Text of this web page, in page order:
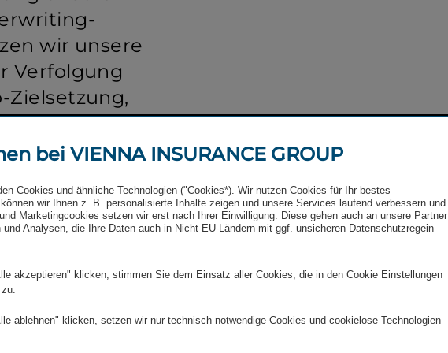
wir unsere
Verfolgung
Zielsetzung,
über
abbilden.
wir ein
Office, um
in
zu
bei VIENNA INSURANCE GROUP
Cookies und ähnliche Technologien ("Cookies*). Wir nutzen Cookies für Ihr bestes
wir Ihnen z. B. personalisierte Inhalte zeigen und unsere Services laufend verbessern und
Marketingcookies setzen wir erst nach Ihrer Einwilligung. Diese gehen auch an unsere Partner
und Analysen, die Ihre Daten auch in Nicht-EU-Ländern mit ggf. unsicheren Datenschutzregein
akzeptieren" klicken, stimmen Sie dem Einsatz aller Cookies, die in den Cookie Einstellungen
ablehnen" klicken, setzen wir nur technisch notwendige Cookies und cookielose Technologien